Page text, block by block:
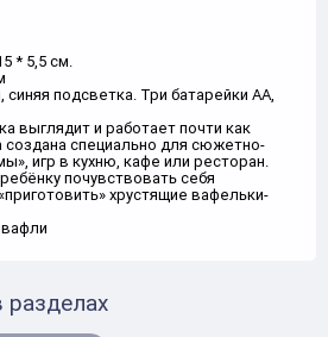
* 5,5 см.
подсветка. Три батарейки АА,
выглядит и работает почти как
создана специально для сюжетно-
игр в кухню, кафе или ресторан.
почувствовать себя
хрустящие вафельки-
разделах